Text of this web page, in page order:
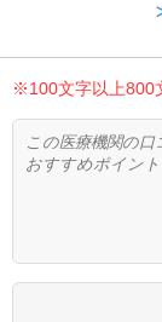
※100文字以上800